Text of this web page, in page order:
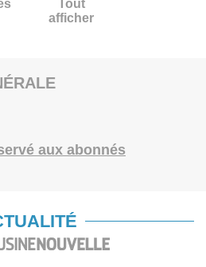
Tout
afficher
aux abonnés